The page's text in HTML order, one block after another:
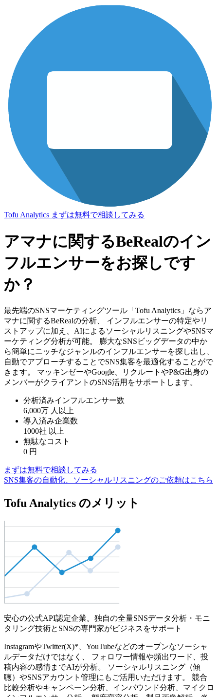
Tofu Analytics まずは無料で相談してみる
アマナに関するBeRealのイン
フルエンサーをお探しです
か？
最先端のSNSマーケティングツール「Tofu Analytics」ならア
マナに関するBeRealの分析、 インフルエンサーの特定やリ
ストアップに加え、AIによるソーシャルリスニングやSNSマ
ーケティング分析が可能。 膨大なSNSビッグデータの中か
ら簡単にニッチなジャンルのインフルエンサーを探し出し、
自動でアプローチすることでSNS集客を最適化することがで
きます。 マッキンゼーやGoogle、リクルートやP&G出身の
メンバーがクライアントのSNS活用をサポートします。
分析済みインフルエンサー数
6,000万 人以上
導入済み企業数
1000社 以上
無駄なコスト
0 円
まずは無料で相談してみる
SNS集客の自動化、ソーシャルリスニングのご依頼はこちら
Tofu Analytics のメリット
安心の公式API認定企業。独自の全量SNSデータ分析・モニ
タリング技術とSNSの専門家がビジネスをサポート
InstagramやTwitter(X)*、YouTubeなどのオープンなソーシャ
ルデータだけではなく、 フォロワー情報や頻出ワード、投
稿内容の感情までAIが分析。 ソーシャルリスニング（傾
聴）やSNSアカウント管理にもご活用いただけます。 競合
比較分析やキャンペーン分析、インバウンド分析、マイクロ